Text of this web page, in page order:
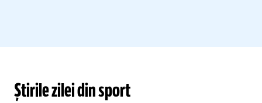
Știrile zilei din sport